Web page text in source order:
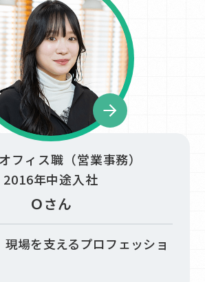
フィス職（営業事務）
2016年中途入社
Ｏさん
場を支えるプロフェッショ